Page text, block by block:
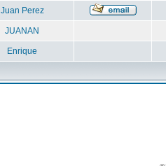
Juan Perez
JUANAN
Enrique